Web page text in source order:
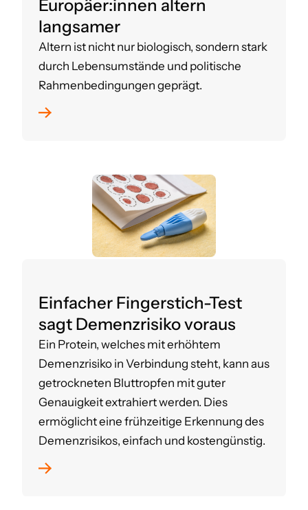
Europäer:innen altern
langsamer
Altern ist nicht nur biologisch, sondern stark
durch Lebensumstände und politische
Rahmenbedingungen geprägt.
Einfacher Fingerstich-Test
sagt Demenzrisiko voraus
Ein Protein, welches mit erhöhtem
Demenzrisiko in Verbindung steht, kann aus
getrockneten Bluttropfen mit guter
Genauigkeit extrahiert werden. Dies
ermöglicht eine frühzeitige Erkennung des
Demenzrisikos, einfach und kostengünstig.